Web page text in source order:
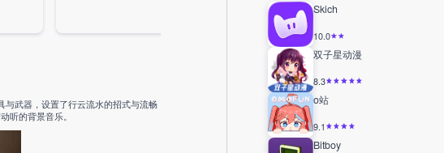
与武器，设置了行云流水的招式与流畅
听的背景音乐。
Skich
10.0
双子星动漫
8.3
o站
9.1
Bitboy